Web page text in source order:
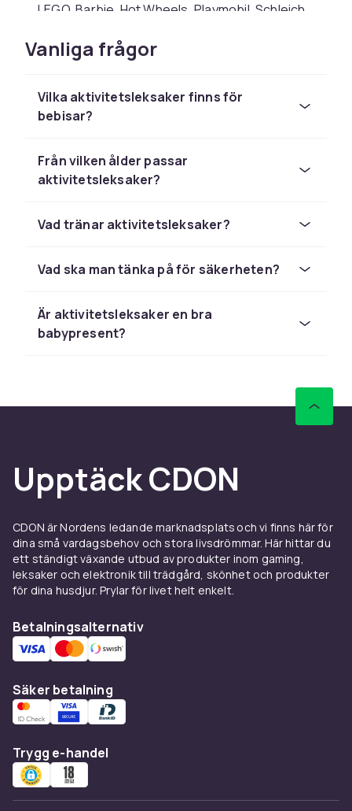
LEGO, Barbie, Hot Wheels, Playmobil, Schleich
priser. Oavsett om du letar efter en present till
ett barn, vill fylla på lekrummet eller söker det
oss.
vill stimulera. Kontrollera alltid åldersangivelsen
på förpackningen – den finns av säkerhets­
leverans och enkel retur.
Vanliga frågor
Vilka aktivitetsleksaker finns för
bebisar?
Från vilken ålder passar
aktivitetsleksaker?
Vad tränar aktivitetsleksaker?
Vad ska man tänka på för säkerheten?
Är aktivitetsleksaker en bra
babypresent?
Upptäck CDON
CDON är Nordens ledande marknadsplats och vi finns här för
dina små vardagsbehov och stora livsdrömmar. Här hittar du
ett ständigt växande utbud av produkter inom gaming,
leksaker och elektronik till trädgård, skönhet och produkter
för dina husdjur. Prylar för livet helt enkelt.
Betalningsalternativ
Säker betalning
Trygg e-handel